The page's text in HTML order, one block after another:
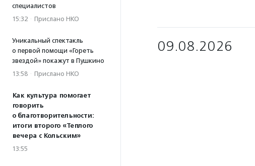
специалистов
15:32 · Прислано НКО
Уникальный спектакль
о первой помощи «Гореть
звездой» покажут в Пушкино
13:58 · Прислано НКО
Как культура помогает
говорить
о благотворительности:
итоги второго «Теплого
вечера с Кольским»
13:55
09.08.2026